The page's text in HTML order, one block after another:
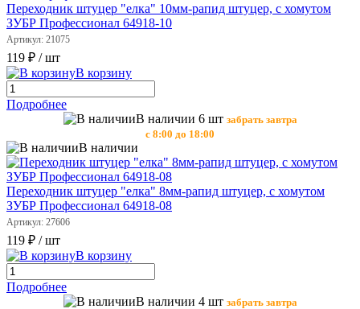
Переходник штуцер "елка" 10мм-рапид штуцер, с хомутом
ЗУБР Профессионал 64918-10
Артикул: 21075
119 ₽ / шт
В корзину
Подробнее
В наличии 6 шт забрать завтра
с 8:00 до 18:00
В наличии
Переходник штуцер "елка" 8мм-рапид штуцер, с хомутом
ЗУБР Профессионал 64918-08
Артикул: 27606
119 ₽ / шт
В корзину
Подробнее
В наличии 4 шт забрать завтра